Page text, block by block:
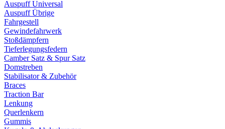
Auspuff Universal
Auspuff Übrige
Fahrgestell
Gewindefahrwerk
Stoßdämpfern
Tieferlegungsfedern
Camber Satz & Spur Satz
Domstreben
Stabilisator & Zubehör
Braces
Traction Bar
Lenkung
Querlenkern
Gummis